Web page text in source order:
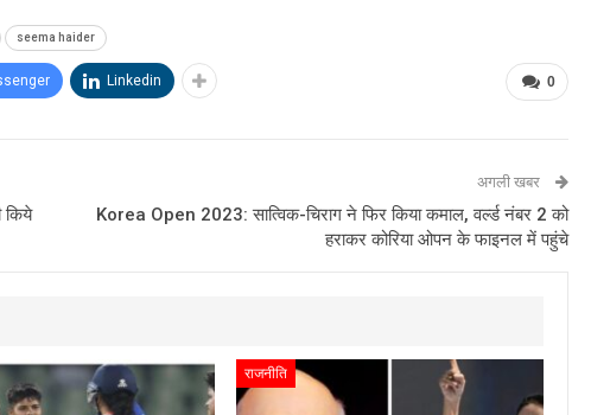
seema haider
0
Linkedin
किये
अगली खबर
Korea Open 2023: सात्विक-चिराग ने फिर किया कमाल, वर्ल्ड नंबर 2 को
हराकर कोरिया ओपन के फाइनल में पहुंचे
राजनीति